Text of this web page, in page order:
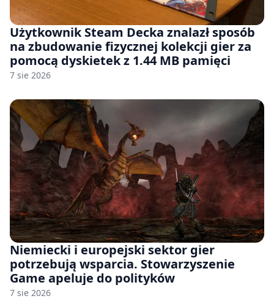
Użytkownik Steam Decka znalazł sposób
na zbudowanie fizycznej kolekcji gier za
pomocą dyskietek z 1.44 MB pamięci
7 sie 2026
Niemiecki i europejski sektor gier
potrzebują wsparcia. Stowarzyszenie
Game apeluje do polityków
7 sie 2026